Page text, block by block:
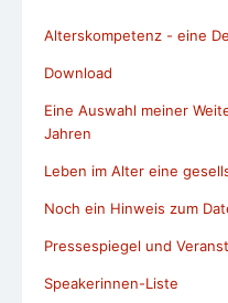
Alterskompetenz - eine
Download
Eine Auswahl meiner
Jahren
Leben im Alter eine
Noch ein Hinweis zum
Pressespiegel und
Speakerinnen-Liste